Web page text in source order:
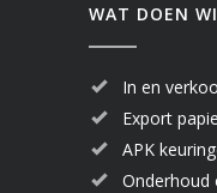
WAT DOEN
In en
Export
APK
Onderhoud